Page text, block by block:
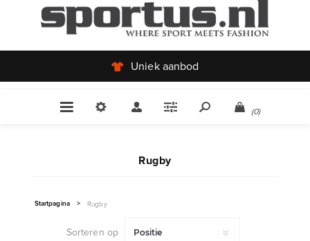
Uniek aanbod
(0)
Startpagina > Rugby
Rugby
Sorteren op